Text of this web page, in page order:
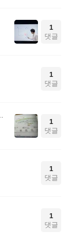
1
댓글
1
댓글
1
댓글
1
댓글
1
댓글